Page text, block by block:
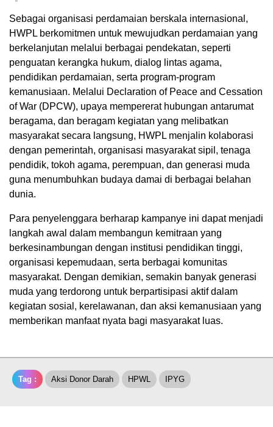
Sebagai organisasi perdamaian berskala internasional,
HWPL berkomitmen untuk mewujudkan perdamaian yang
berkelanjutan melalui berbagai pendekatan, seperti
penguatan kerangka hukum, dialog lintas agama,
pendidikan perdamaian, serta program-program
kemanusiaan. Melalui Declaration of Peace and Cessation
of War (DPCW), upaya mempererat hubungan antarumat
beragama, dan beragam kegiatan yang melibatkan
masyarakat secara langsung, HWPL menjalin kolaborasi
dengan pemerintah, organisasi masyarakat sipil, tenaga
pendidik, tokoh agama, perempuan, dan generasi muda
guna menumbuhkan budaya damai di berbagai belahan
dunia.
Para penyelenggara berharap kampanye ini dapat menjadi
langkah awal dalam membangun kemitraan yang
berkesinambungan dengan institusi pendidikan tinggi,
organisasi kepemudaan, serta berbagai komunitas
masyarakat. Dengan demikian, semakin banyak generasi
muda yang terdorong untuk berpartisipasi aktif dalam
kegiatan sosial, kerelawanan, dan aksi kemanusiaan yang
memberikan manfaat nyata bagi masyarakat luas.
Tag : Aksi Donor Darah HPWL IPYG